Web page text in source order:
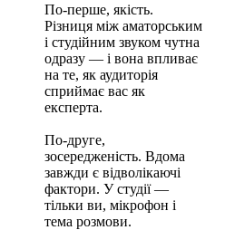
По-перше, якість.
Різниця між аматорським
і студійним звуком чутна
одразу — і вона впливає
на те, як аудиторія
сприймає вас як
експерта.
По-друге,
зосередженість. Вдома
завжди є відволікаючі
фактори. У студії —
тільки ви, мікрофон і
тема розмови.